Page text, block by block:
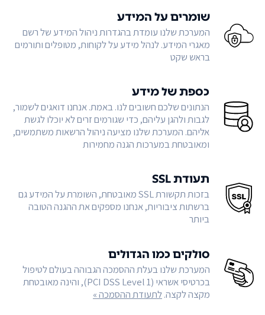
שומרים על המידע
המערכת שלנו עומדת בהגדרות ניהול המידע של רשם
מאגרי המידע. לנהל מידע על לקוחות, מטופלים ותורמים
בראש שקט
כספת של מידע
הנתונים שלכם חשובים לנו. באמת. אנחנו דואגים לשמור,
לגבות ולהגן עליהם, כדי שגורמים זרים לא יוכלו לגשת
אליהם. המערכת שלנו מציעה ניהול הרשאות משתמשים,
ומאובטחת במערכות הגנה מחמירות
תעודת SSL
בזכות תקשורת SSL מאובטחת, השומרת על המידע גם
ברשתות ציבוריות, אנחנו מספקים את ההגנה הטובה
ביותר
סולקים כמו הגדולים
המערכת שלנו בעלת ההסמכה הגבוהה בעולם לטיפול
בכרטיסי אשראי (PCI DSS Level 1), והינה מאובטחת
מקצה לקצה.לתעודת ההסמכה »